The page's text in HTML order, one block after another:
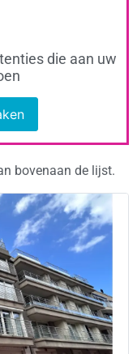
die aan uw
bovenaan de lijst.